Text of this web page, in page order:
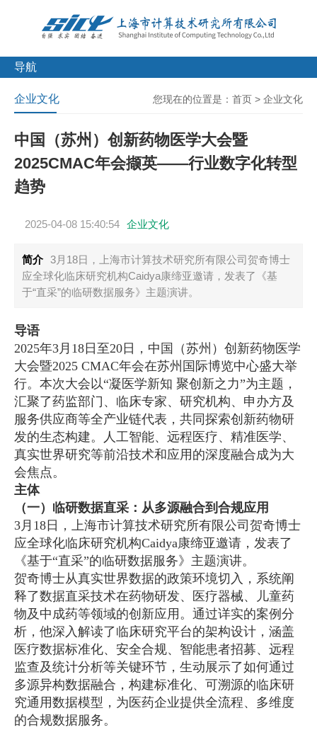
导航
您现在的位置是： 首页 > 企业文化
企业文化
中国（苏州）创新药物医学大会暨
2025CMAC年会撷英——行业数字化转型
趋势
2025-04-08 15:40:54 企业文化
简介 3月18日，上海市计算技术研究所有限公司贺奇博士
应全球化临床研究机构Caidya康缔亚邀请，发表了《基
于“直采”的临研数据服务》主题演讲。
导语
2025年3月18日至20日，中国（苏州）创新药物医学
大会暨2025 CMAC年会在苏州国际博览中心盛大举
行。本次大会以“凝医学新知 聚创新之力”为主题，
汇聚了药监部门、临床专家、研究机构、申办方及
服务供应商等全产业链代表，共同探索创新药物研
发的生态构建。人工智能、远程医疗、精准医学、
真实世界研究等前沿技术和应用的深度融合成为大
会焦点。
主体
（一）临研数据直采：从多源融合到合规应用
3月18日，上海市计算技术研究所有限公司贺奇博士
应全球化临床研究机构Caidya康缔亚邀请，发表了
《基于“直采”的临研数据服务》主题演讲。
贺奇博士从真实世界数据的政策环境切入，系统阐
释了数据直采技术在药物研发、医疗器械、儿童药
物及中成药等领域的创新应用。通过详实的案例分
析，他深入解读了临床研究平台的架构设计，涵盖
医疗数据标准化、安全合规、智能患者招募、远程
监查及统计分析等关键环节，生动展示了如何通过
多源异构数据融合，构建标准化、可溯源的临床研
究通用数据模型，为医药企业提供全流程、多维度
的合规数据服务。